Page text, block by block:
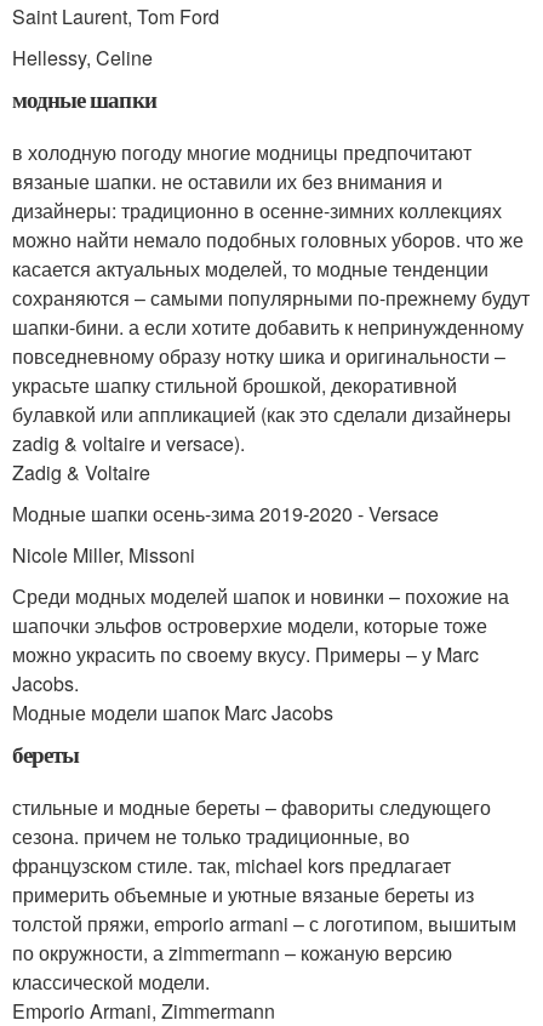
Saint Laurent, Tom Ford
Hellessy, Celine
модные шапки
в холодную погоду многие модницы предпочитают
вязаные шапки. не оставили их без внимания и
дизайнеры: традиционно в осенне-зимних коллекциях
можно найти немало подобных головных уборов. что же
касается актуальных моделей, то модные тенденции
сохраняются – самыми популярными по-прежнему будут
шапки-бини. а если хотите добавить к непринужденному
повседневному образу нотку шика и оригинальности –
украсьте шапку стильной брошкой, декоративной
булавкой или аппликацией (как это сделали дизайнеры
zadig & voltaire и versace).
Zadig & Voltaire
Модные шапки осень-зима 2019-2020 - Versace
Nicole Miller, Missoni
Среди модных моделей шапок и новинки – похожие на
шапочки эльфов островерхие модели, которые тоже
можно украсить по своему вкусу. Примеры – у Marc
Jacobs.
Модные модели шапок Marc Jacobs
береты
стильные и модные береты – фавориты следующего
сезона. причем не только традиционные, во
французском стиле. так, michael kors предлагает
примерить объемные и уютные вязаные береты из
толстой пряжи, emporio armani – с логотипом, вышитым
по окружности, а zimmermann – кожаную версию
классической модели.
Emporio Armani, Zimmermann